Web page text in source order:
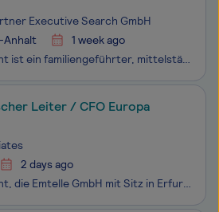
Executive Search GmbH
Anhalt
1 week ago
Unser Mandant ist ein familiengeführter, mittelständischer Unternehmensverbund der Agrarwirtschaft mit mehreren hundert Mitarbeitenden an knapp 20 Standorten. Die Gruppe verbindet klassische landwirtschaftliche Wertschöpfung in Ackerbau und Tierhaltung mit der Nutzung von Flächen für regenerativen E
Leiter / CFO Europa
2 days ago
Unser Mandant, die Emtelle GmbH mit Sitz in Erfurt, gehört zur international tätigen Emtelle Group mit Hauptsitz in Hawick, Schottland. Als einer der weltweit führenden Hersteller und Anbieter innovativer Netzinfrastruktur-Lösungen beliefert Emtelle Kunden aus der Telekommunikationsindustrie und Ene